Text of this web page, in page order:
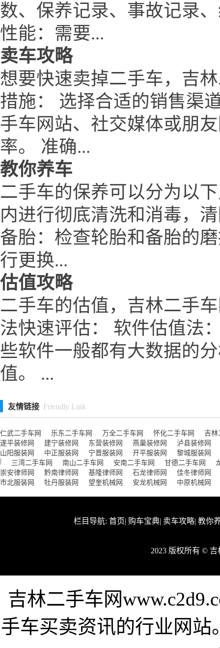
数、保养记录、事故记录
性能：需要...
卖车攻略
想要快速卖掉二手车，吉
措施： 选择合适的销售渠
手车网站、社交媒体或朋
率。 准确...
教你养车
二手车的保养可以分为以
内进行彻底清洗和消毒，
备胎：检查轮胎和备胎的
行更换...
估值攻略
二手车的估值，吉林二手
法快速评估： 软件估值法
些软件一般都有大数据的
值。 ...
友情链接 Friendly Link
仁武二手车网 乐东二手车网 万全二手车网 怀化二手车网
吉林
遂平装修网
建宁装修网 东营装修网 燕巢装修网
泸县装修网
山阳服装网
中正服装网 宁晋服装网 开平服装网
黎城服装网
三湾二手车网 南山二手车网 安南二手车网 甘德二手车网
崇安律师网
黔南律师网 基隆律师网 石龙律师网
佳冬律师网
市北服装网
牡丹服装网 望奎机械网 安龙机械网 中原机械网
栏目导航: 首页| 购车宝典| 卖车攻略| 教你
2023 版权所有 ©
吉林二手车网
手车买卖资讯的行业网